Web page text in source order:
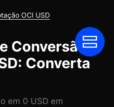
OCI USD
Conversão
Converta
em 0 USD em